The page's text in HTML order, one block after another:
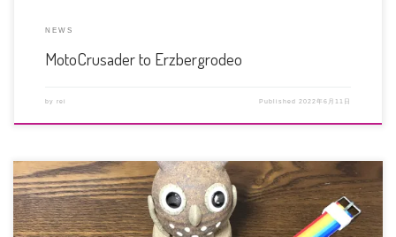
NEWS
MotoCrusader to Erzbergrodeo
by rei Published2022年6月11日